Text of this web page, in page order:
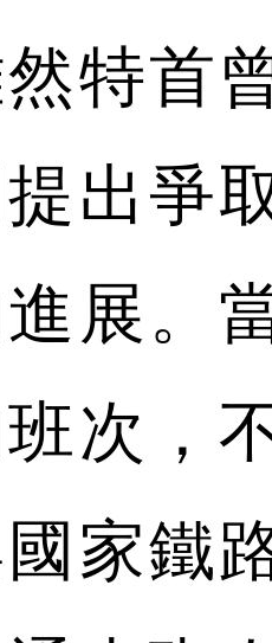
首曾
出爭
展。
次，
家鐵